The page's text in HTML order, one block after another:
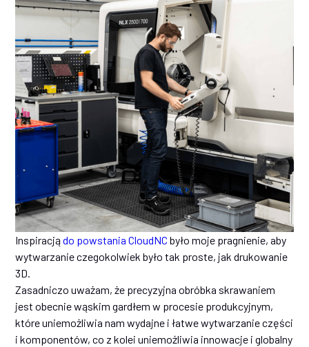
Inspiracjądo powstania CloudNC było moje pragnienie, aby
wytwarzanie czegokolwiek było tak proste, jak drukowanie
3D.
Zasadniczo uważam, że precyzyjna obróbka skrawaniem
jest obecnie wąskim gardłem w procesie produkcyjnym,
które uniemożliwia nam wydajne i łatwe wytwarzanie części
i komponentów, co z kolei uniemożliwia innowacje i globalny